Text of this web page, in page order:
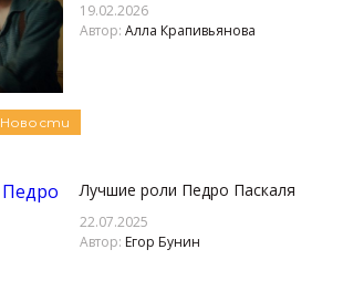
19.02.2026
Автор: Алла Крапивьянова
Новости
Лучшие роли Педро Паскаля
22.07.2025
Автор: Егор Бунин